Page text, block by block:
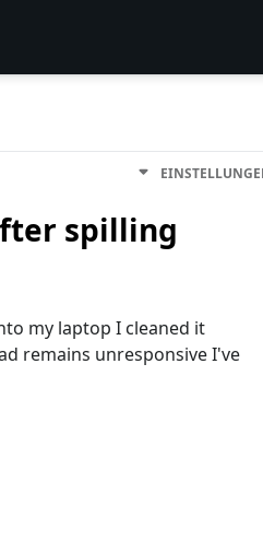
spilling
my laptop I cleaned it
remains unresponsive I've